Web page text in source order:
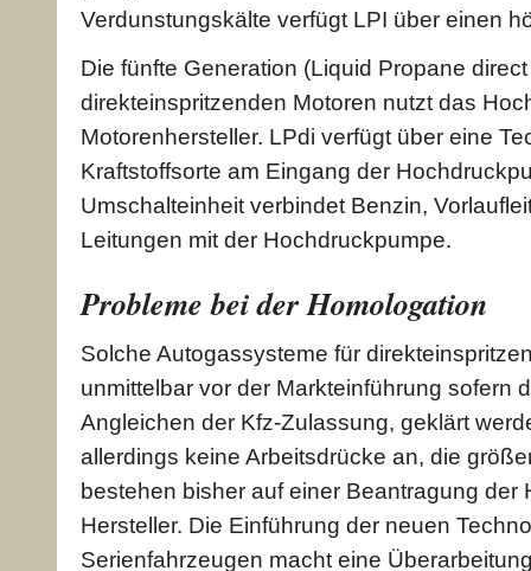
Verdunstungskälte verfügt LPI über einen
Die fünfte Generation (Liquid Propane
direkteinspritzenden Motoren nutzt das
Motorenhersteller. LPdi verfügt über eine
Kraftstoffsorte am Eingang der
Umschalteinheit verbindet Benzin,
Leitungen mit der Hochdruckpumpe.
Probleme bei der Homologation
Solche Autogassysteme für
unmittelbar vor der Markteinführung sofern
Angleichen der Kfz-Zulassung, geklärt
allerdings keine Arbeitsdrücke an, die
bestehen bisher auf einer Beantragung der
Hersteller. Die Einführung der neuen
Serienfahrzeugen macht eine